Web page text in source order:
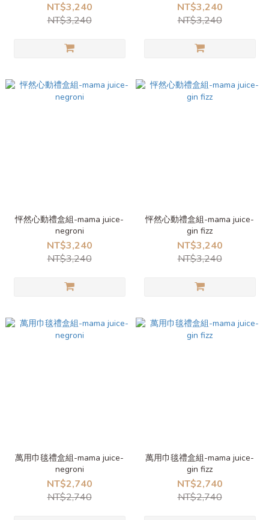
NT$3,240
NT$3,240
NT$3,240
NT$3,240
怦然心動禮盒組-mama juice-
negroni
NT$3,240
NT$3,240
怦然心動禮盒組-mama juice-
gin fizz
NT$3,240
NT$3,240
萬用巾毯禮盒組-mama juice-
negroni
NT$2,740
NT$2,740
萬用巾毯禮盒組-mama juice-
gin fizz
NT$2,740
NT$2,740